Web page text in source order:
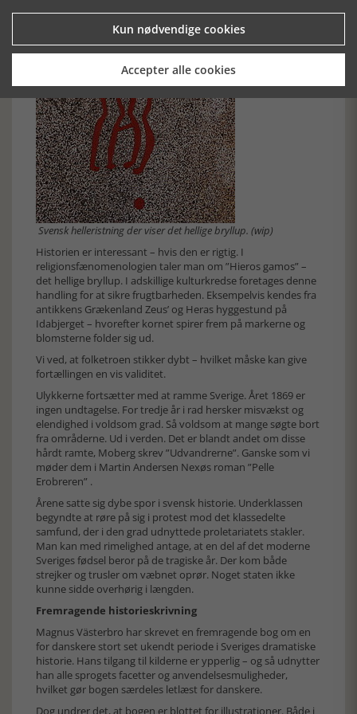
Svensk helleristning der viser det hellige bryllup. (wip)
Historien er interessant – hvis den er rigtig. I
religionsfænomenologien taler man om ”Hieros gamos” –
det hellige bryllup. I adskillige kulturkredse foretages denne
handling for at sikre frugtbarheden. Eksempelvis kendes fra
antikkens Grækenland Zeus’ og Heras hyggestund på
Idabjerget – hvorefter kornet spirer frem på markerne og
blomsterne folder sig ud.
Vi ved, at folketroen stikker dybt – hvilket måske kan give
fortællingen en vis validitet.
Ulykkerne fortsætter med at ramme Sverige. Året 1869 er
ingen undtagelse. For tredje år i rad hersker misvækst og
elendighed i voldsom grad. Så voldsom at mange søgte bort
fra områderne. Ud i verden. Det er blandt andet om disse
hårdt ramte, Moberg skrev ”Udvandrerne”. Ganske som vi
møder dem i Martin Andersen Nexøs roman ”Pelle
Erobreren” .
Årene satte sig dybe spor i svensk historie. Underklassen
begyndte at røre på sig i protest mod det klassedelte
samfund, der i den grad udnyttede proletariatets stakler.
Man kan med rimelighed antage, at en del af det moderne
Sveriges fødsel beror på de tragiske år. Der kom både
strejker og trusler om væbnet oprør. Noget staten ikke
kunne sidde overhørig i længden.
Fremragende historieskrivning
Magnus Västerbro har skrevet en fremragende bog om en
for danskere stort set ukendt periode i Sveriges dramatiske
historie. Hans tilgang til kilderne er ypperlig – og så udnytter
han alle sprogets facetter og anvendelsesmuligheder,
hvilket gør bogen særdeles letlæst for danskere.
Dog undrer det, at bogen er blottet for illustrationer. Både i
Kun nødvendige cookies
Accepter alle cookies